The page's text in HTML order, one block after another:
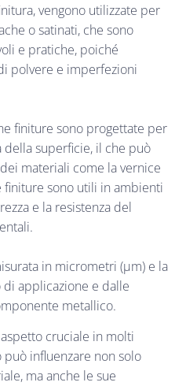
vengono utilizzate per
o satinati, che sono
e pratiche, poiché
polvere e imperfezioni
finiture sono progettate per
della superficie, il che può
materiali come la vernice
finiture sono utili in ambienti
e la resistenza del
in micrometri (μm) e la
applicazione e dalle
metallico.
cruciale in molti
influenzare non solo
ma anche le sue